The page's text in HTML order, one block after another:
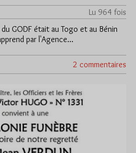
Lu 964 fois
GODF était au Togo et au Bénin
par l'Agence…
2 commentaires